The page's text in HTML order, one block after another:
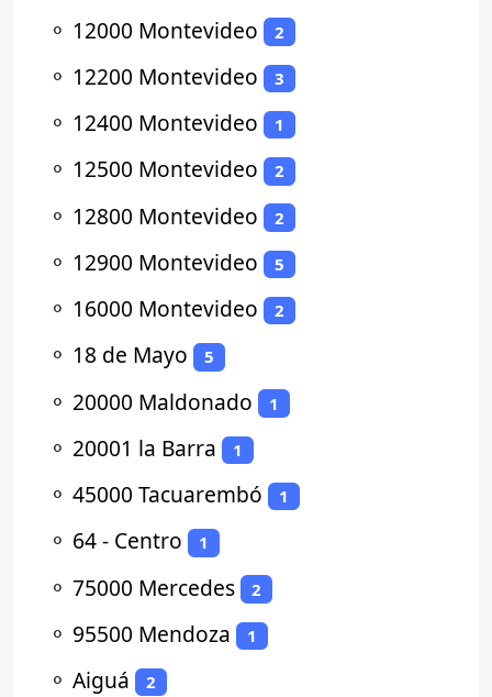
⚬ 12000 Montevideo 2
⚬ 12200 Montevideo 3
⚬ 12400 Montevideo 1
⚬ 12500 Montevideo 2
⚬ 12800 Montevideo 2
⚬ 12900 Montevideo 5
⚬ 16000 Montevideo 2
⚬ 18 de Mayo 5
⚬ 20000 Maldonado 1
⚬ 20001 la Barra 1
⚬ 45000 Tacuarembó 1
⚬ 64 - Centro 1
⚬ 75000 Mercedes 2
⚬ 95500 Mendoza 1
⚬ Aiguá 2